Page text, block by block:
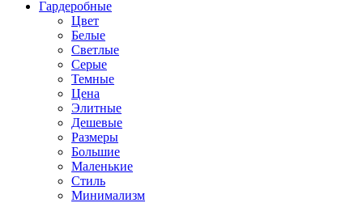
Гардеробные
Цвет
Белые
Светлые
Серые
Темные
Цена
Элитные
Дешевые
Размеры
Большие
Маленькие
Стиль
Минимализм